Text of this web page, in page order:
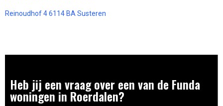
Reinoudhof 4 6114 BA Susteren
Heb jij een vraag over een van de Funda
woningen in Roerdalen?